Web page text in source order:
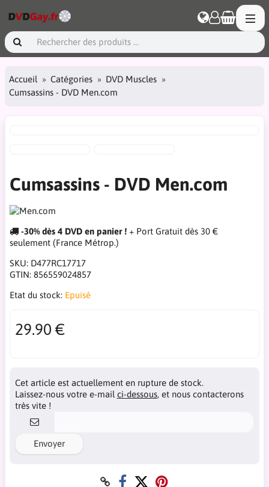
Accueil Catégories
DVD Muscles
Cumsassins - DVD Men.com
Cumsassins - DVD Men.com
-30% dès 4 DVD en panier ! + Port Gratuit dès 30 €
seulement (France Métrop.)
SKU: D477RC17717
GTIN: 856559024857
Etat du stock: Epuisé
29.90 €
Cet article est actuellement en rupture de stock.
Laissez-nous votre e-mail ci-dessous, et nous contacterons
très vite !
Envoyer